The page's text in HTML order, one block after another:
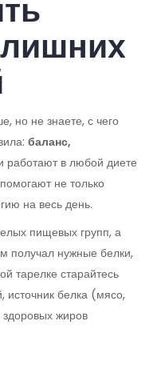
но не знаете, с чего
баланс,
работают в любой диете
не только
на весь день.
пищевых групп, а
получал нужные белки,
тарелке старайтесь
белка (мясо,
жиров